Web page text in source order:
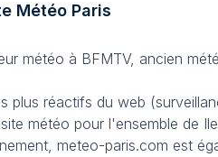
MétéoParis
météo à BFMTV, ancien
réactifs du web
météo pour l'ensemble de
meteo-paris.com est